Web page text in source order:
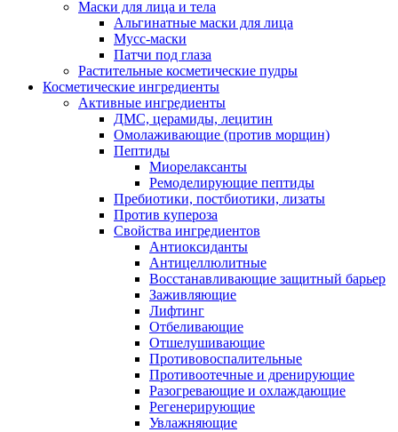
Маски для лица и тела
Альгинатные маски для лица
Мусс-маски
Патчи под глаза
Растительные косметические пудры
Косметические ингредиенты
Активные ингредиенты
ДМС, церамиды, лецитин
Омолаживающие (против морщин)
Пептиды
Миорелаксанты
Ремоделирующие пептиды
Пребиотики, постбиотики, лизаты
Против купероза
Свойства ингредиентов
Антиоксиданты
Антицеллюлитные
Восстанавливающие защитный барьер
Заживляющие
Лифтинг
Отбеливающие
Отшелушивающие
Противовоспалительные
Противоотечные и дренирующие
Разогревающие и охлаждающие
Регенерирующие
Увлажняющие